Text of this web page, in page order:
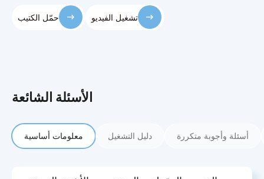
حمّل الكتيب تشغيل الفيديو
الأسئلة الشائعة
معلومات أساسية دليل التشغيل أسئلة وأجوبة متكررة